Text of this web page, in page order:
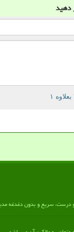
دهید
رو درست، سریع و بدون دغدغه